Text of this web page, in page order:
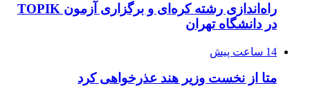
راه‌اندازی رشته کره‌ای و برگزاری آزمون TOPIK
در دانشگاه تهران
14 ساعت پیش
متا از نخست وزیر هند عذرخواهی کرد